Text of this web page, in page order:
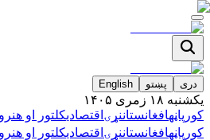
دری پښتو English
يکشنبه ۱۸ زمری ۱۴۰۵
کورپاڼهافغانستاننړۍ اقتصاديکلتور او هنر
کورپاڼهافغانستاننړۍ اقتصاديکلتور او هنر